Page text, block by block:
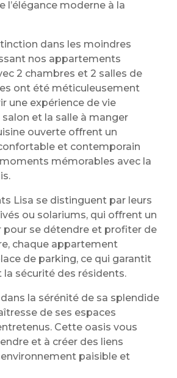
l’élégance moderne à la
dans les moindres
nos appartements
2 chambres et 2 salles de
ont été méticuleusement
une expérience de vie
et la salle à manger
ouverte offrent un
et contemporain
mémorables avec la
Lisa se distinguent par leurs
ou solariums, qui offrent un
pour se détendre et profiter de
chaque appartement
de parking, ce qui garantit
sécurité des résidents.
la sérénité de sa splendide
de ses espaces
Cette oasis vous
et à créer des liens
paisible et